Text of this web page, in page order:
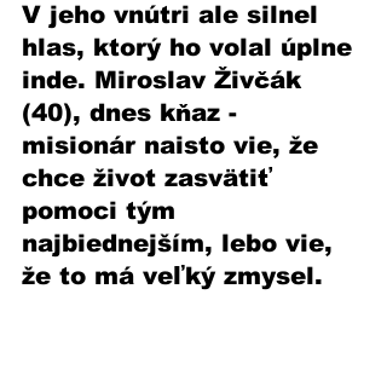
V jeho vnútri ale silnel
hlas, ktorý ho volal úplne
inde. Miroslav Živčák
(40), dnes kňaz -
misionár naisto vie, že
chce život zasvätiť
pomoci tým
najbiednejším, lebo vie,
že to má veľký zmysel.